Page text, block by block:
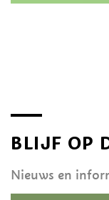
BLIJF OP
Nieuws en